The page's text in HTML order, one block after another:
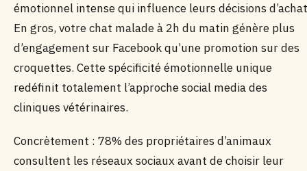
émotionnel intense qui influence leurs décisions
En gros, votre chat malade à 2h du matin génère plus
d’engagement sur Facebook qu’une promotion sur des
croquettes. Cette spécificité émotionnelle unique
redéfinit totalement l’approche social media des
cliniques vétérinaires.
Concrètement : 78% des propriétaires d’animaux
consultent les réseaux sociaux avant de choisir leur